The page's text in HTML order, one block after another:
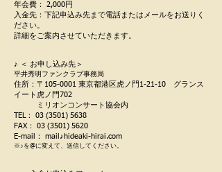
年会費： 2,000円
入金先：下記申込み先まで電話またはメールをお送りく
ださい。
詳細をご案内させていただきます。
♪ ＜ お申し込み先＞
平井秀明ファンクラブ事務局
住所：〒105-0001 東京都港区虎ノ門1-21-10 グランス
イート虎ノ門702
ミリオンコンサート協会内
TEL： 03 (3501) 5638
FAX： 03 (3501) 5620
E-mail： mail♪hideaki-hirai.com
※♪を@に変えて、送信してください。